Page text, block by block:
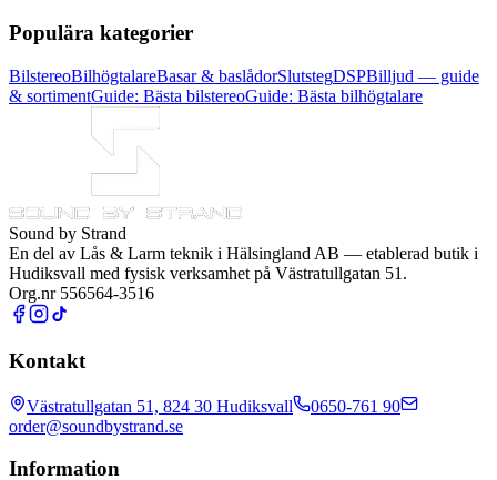
Populära kategorier
BilstereoBilhögtalareBasar & baslådorSlutstegDSPBilljud — guide
& sortimentGuide: Bästa bilstereoGuide: Bästa bilhögtalare
Sound by Strand
En del av Lås & Larm teknik i Hälsingland AB — etablerad butik i
Hudiksvall med fysisk verksamhet på Västratullgatan 51.
Org.nr 556564-3516
Kontakt
Västratullgatan 51, 824 30 Hudiksvall
0650-761 90
order@soundbystrand.se
Information